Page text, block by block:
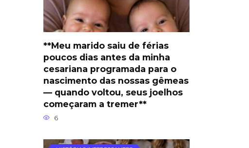
**Meu marido saiu de férias
poucos dias antes da minha
cesariana programada para o
nascimento das nossas gêmeas
— quando voltou, seus joelhos
começaram a tremer**
6